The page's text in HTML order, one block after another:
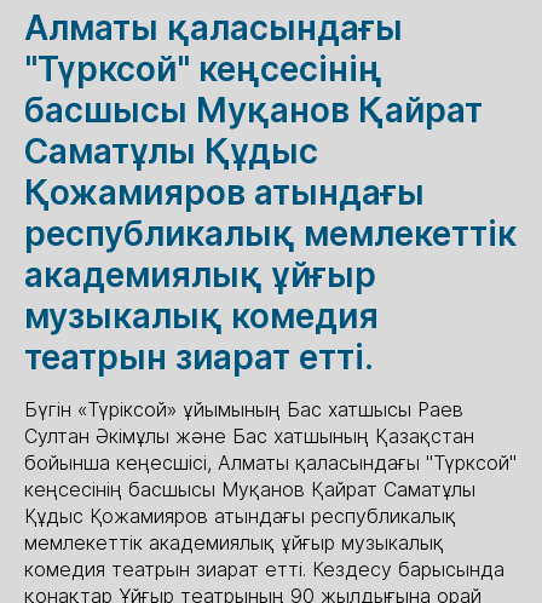
Алматы қаласындағы
"Түрксой" кеңсесінің
басшысы Муқанов Қайрат
Саматұлы Құдыс
Қожамияров атындағы
республикалық мемлекеттік
академиялық ұйғыр
музыкалық комедия
театрын зиарат етті.
Бүгін «Түріксой» ұйымының Бас хатшысы Раев
Султан Әкімұлы және Бас хатшының Қазақстан
бойынша кеңесшісі, Алматы қаласындағы "Түрксой"
кеңсесінің басшысы Муқанов Қайрат Саматұлы
Құдыс Қожамияров атындағы республикалық
мемлекеттік академиялық ұйғыр музыкалық
комедия театрын зиарат етті. Кездесу барысында
қонақтар Ұйғыр театрының 90 жылдығына орай